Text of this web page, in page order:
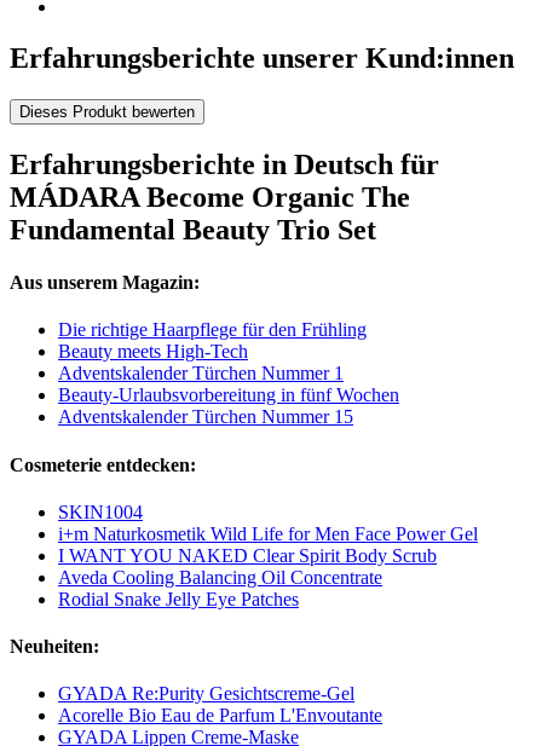
Erfahrungsberichte unserer Kund:innen
Dieses Produkt bewerten
Erfahrungsberichte in Deutsch für
MÁDARA Become Organic The
Fundamental Beauty Trio Set
Aus unserem Magazin:
Die richtige Haarpflege für den Frühling
Beauty meets High-Tech
Adventskalender Türchen Nummer 1
Beauty-Urlaubsvorbereitung in fünf Wochen
Adventskalender Türchen Nummer 15
Cosmeterie entdecken:
SKIN1004
i+m Naturkosmetik Wild Life for Men Face Power Gel
I WANT YOU NAKED Clear Spirit Body Scrub
Aveda Cooling Balancing Oil Concentrate
Rodial Snake Jelly Eye Patches
Neuheiten:
GYADA Re:Purity Gesichtscreme-Gel
Acorelle Bio Eau de Parfum L'Envoutante
GYADA Lippen Creme-Maske